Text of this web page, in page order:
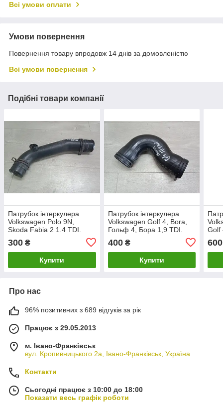
Всі умови оплати
Умови повернення
Повернення товару впродовж 14 днів за домовленістю
Всі умови повернення
Подібні товари компанії
Патрубок інтеркулера
Volkswagen Polo 9N,
Skoda Fabia 2 1.4 TDI.
6Q0145770AE.
300 ₴
Купити
Патрубок інтеркулера
Volkswagen Golf 4, Bora,
Гольф 4, Бора 1,9 TDI.
400₴
Купити
Golf
600
Про нас
96% позитивних з 689 відгуків за рік
Працює з 29.05.2013
м. Івано-Франківськ
вул. Кропивницького 2а, Івано-Франківськ, Україна
Контакти
Сьогодні працює з 10:00 до 18:00
Показати весь графік роботи